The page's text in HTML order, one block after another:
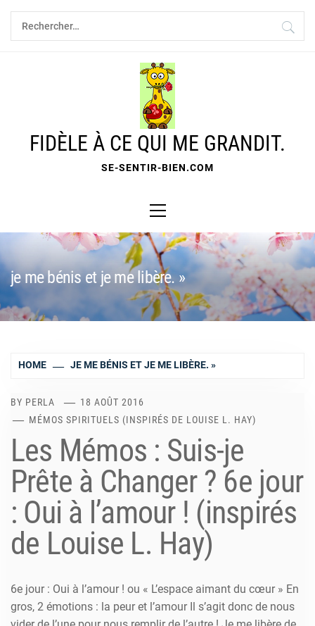
Skip
content
Rechercher :
FIDÈLE À CE QUI ME GRANDIT.
SE-SENTIR-BIEN.COM
Menu
je me bénis et je me libère. »
HOME JE ME BÉNIS ET JE ME LIBÈRE. »
BY PERLA
18 AOÛT 2016
MÉMOS SPIRITUELS (INSPIRÉS DE LOUISE L. HAY)
Les Mémos : Suis-je
Prête à Changer ? 6e jour
: Oui à l’amour ! (inspirés
de Louise L. Hay)
6e jour : Oui à l’amour ! ou « L’espace aimant du cœur » En
gros, 2 émotions : la peur et l’amour Il s’agit donc de nous